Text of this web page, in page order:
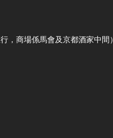
商場係馬會及京都酒家中間）